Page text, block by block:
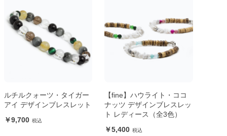
ルチルクォーツ・タイガー
アイ デザインブレスレット
9,700
【fine】ハウライト・ココ
ナッツ デザインブレスレッ
ト レディース（全3色）
5,400